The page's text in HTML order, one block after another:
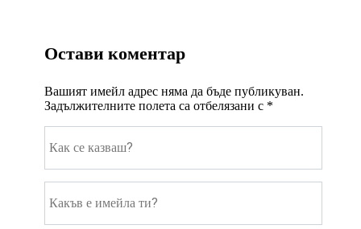
Остави коментар
Вашият имейл адрес няма да бъде публикуван.
Задължителните полета са отбелязани с *